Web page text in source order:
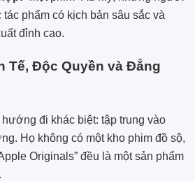
phẩm có kịch bản sâu sắc và
đỉnh cao.
Tế, Độc Quyền và Đẳng
đi khác biệt: tập trung vào
Họ không có một kho phim đồ sộ,
Originals” đều là một sản phẩm